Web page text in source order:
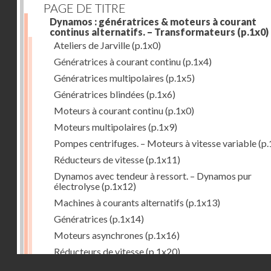
PAGE DE TITRE
Dynamos : génératrices & moteurs à courant
continus alternatifs. – Transformateurs (p.1x0)
Ateliers de Jarville(p.1x0)
Génératrices à courant continu(p.1x4)
Génératrices multipolaires (p.1x5)
Génératrices blindées (p.1x6)
Moteurs à courant continu(p.1x0)
Moteurs multipolaires (p.1x9)
Pompes centrifuges. – Moteurs à vitesse variable
Réducteurs de vitesse(p.1x11)
Dynamos avec tendeur à ressort. – Dynamos pur
électrolyse(p.1x12)
Machines à courants alternatifs (p.1x13)
Génératrices (p.1x14)
Moteurs asynchrones (p.1x16)
Réducteurs de vitesse(p.1x20)